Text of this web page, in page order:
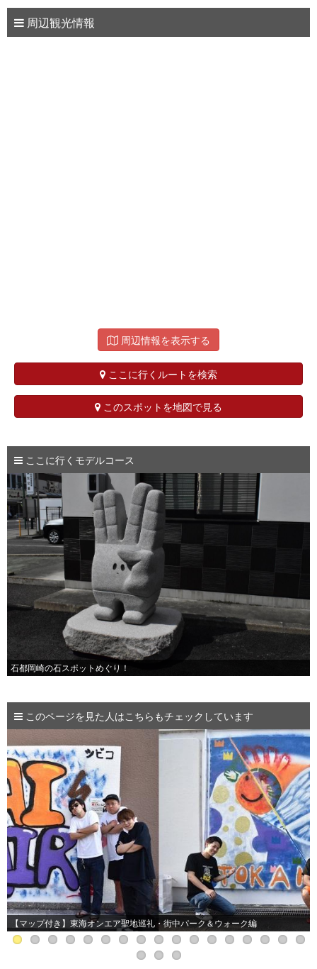
周辺観光情報
周辺情報を表示する
ここに行くルートを検索
このスポットを地図で見る
ここに行くモデルコース
石都岡崎の石スポットめぐり！
このページを見た人はこちらもチェックしています
【マップ付き】東海オンエア聖地巡礼・街中パーク＆ウォーク編